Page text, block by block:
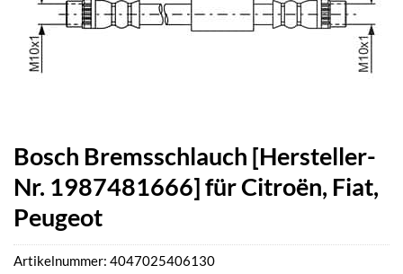
Bosch Bremsschlauch [Hersteller-
Nr. 1987481666] für Citroën, Fiat,
Peugeot
Artikelnummer: 4047025406130